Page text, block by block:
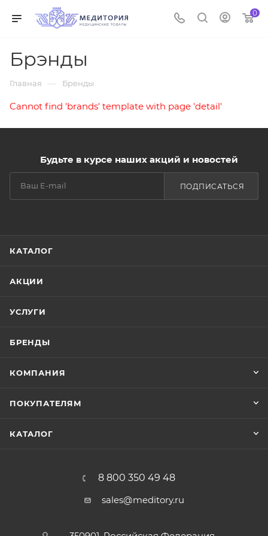
0
Брэнды
Главная — Бренды
Cannot find 'brands' template with page 'detail'
Будьте в курсе наших акций и новостей
ПОДПИСАТЬСЯ
КАТАЛОГ
АКЦИИ
УСЛУГИ
БРЕНДЫ
КОМПАНИЯ
ПОКУПАТЕЛЯМ
КАТАЛОГ
8 800 350 49 48
sales@meditory.ru